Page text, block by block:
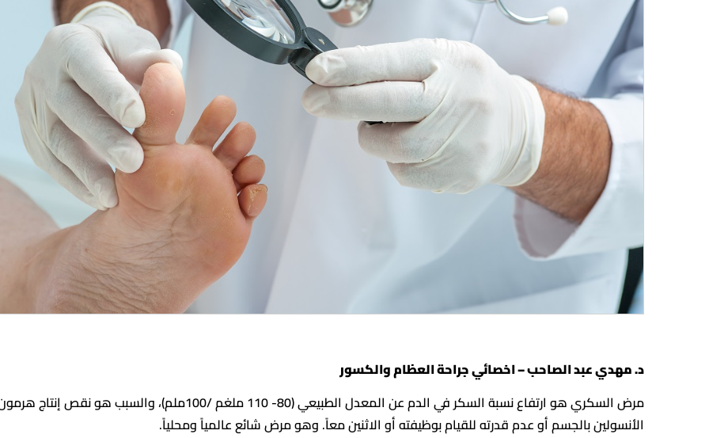
د. مهدي عبد الصاحب – اخصائي جراحة العظام والكسور
مرض السكري هو ارتفاع نسبة السكر في الدم عن المعدل الطبيعي (80- 110 ملغم /100ملم)، والسبب هو نقص إنتاج
الأنسولين بالجسم أو عدم قدرته للقيام بوظيفته أو الاثنين معاً. وهو مرض شائع عالمياً ومحلياً.